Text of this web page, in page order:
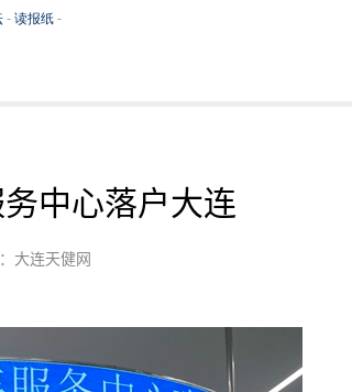
中心落户大连
大连天健网